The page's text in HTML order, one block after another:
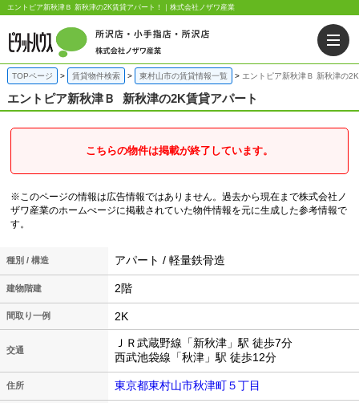
エントピア新秋津Ｂ 新秋津の2K賃貸アパート！｜株式会社ノザワ産業
TOPページ 賃貸物件検索 東村山市の賃貸情報一覧 エントピア新秋津Ｂ 新秋津の
エントピア新秋津Ｂ 新秋津の2K賃貸アパート
こちらの物件は掲載が終了しています。
※このページの情報は広告情報ではありません。過去から現在まで株式会社ノ
ザワ産業のホームぺージに掲載されていた物件情報を元に生成した参考情報で
す。
種別 / 構造 アパート / 軽量鉄骨造
建物階建 2階
間取り一例 2K
交通
ＪＲ武蔵野線「新秋津」駅 徒歩7分
西武池袋線「秋津」駅 徒歩12分
住所 東京都東村山市秋津町５丁目